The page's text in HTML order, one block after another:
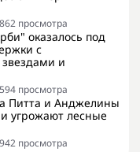
просмотра
оказалось под
с
и
просмотра
Питта и Анджелины
угрожают лесные
просмотра